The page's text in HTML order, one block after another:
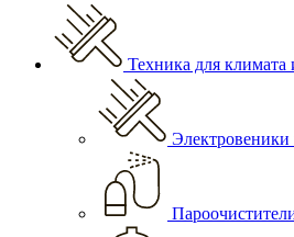
Техника для климата
Электровеники